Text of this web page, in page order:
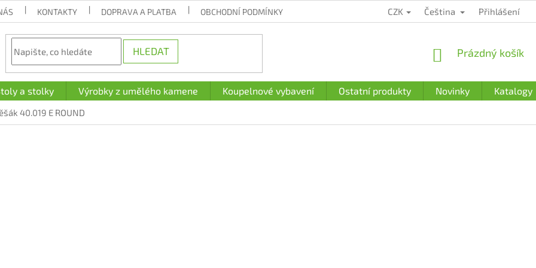
KONTAKTY DOPRAVA A PLATBA OBCHODNÍ PODMÍNKY PODMÍNKY OCHRANY OSOBNÍCH
CZK Čeština Přihlášení
HLEDAT
NÁKUPNÍ
Prázdný košík
a stolky Výrobky z umělého kamene Koupelnové vybavení Ostatní produkty Novinky Katalogy
40.019 E ROUND